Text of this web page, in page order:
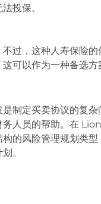
投保。
过，这种人寿保险
可以作为一种备选方
制定买卖协议的复
人员的帮助。在
的风险管理规划类
。